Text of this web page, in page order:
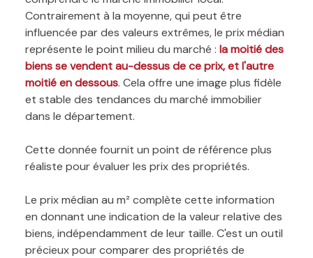
Contrairement à la moyenne, qui peut être
influencée par des valeurs extrêmes, le prix médian
représente le point milieu du marché : la moitié des
biens se vendent au-dessus de ce prix, et l'autre
moitié en dessous. Cela offre une image plus fidèle
et stable des tendances du marché immobilier
dans le département.
Cette donnée fournit un point de référence plus
réaliste pour évaluer les prix des propriétés.
Le prix médian au m² complète cette information
en donnant une indication de la valeur relative des
biens, indépendamment de leur taille. C'est un outil
précieux pour comparer des propriétés de